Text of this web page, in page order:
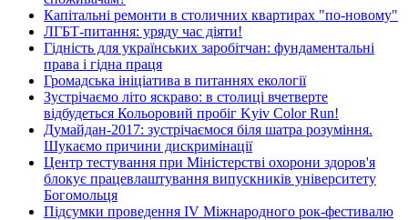
Капітальні ремонти в столичних квартирах "по-новому"
ЛГБТ-питання: уряду час діяти!
Гідність для українських заробітчан: фундаментальні
права і гідна праця
Громадська ініціатива в питаннях екології
Зустрічаємо літо яскраво: в столиці вчетверте
відбудеться Кольоровий пробіг Kyiv Color Run!
Думайдан-2017: зустрічаємося біля шатра розуміння.
Шукаємо причини дискримінації
Центр тестування при Міністерстві охорони здоров'я
блокує працевлаштування випускників університету
Богомольця
Підсумки проведення IV Міжнародного рок-фестивалю